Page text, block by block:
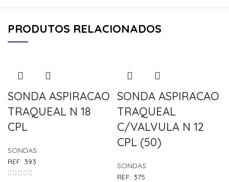
PRODUTOS RELACIONADOS
SONDA ASPIRACAO
TRAQUEAL N 18
CPL
SONDAS
REF: 393
SONDA ASPIRACAO
TRAQUEAL
C/VALVULA N 12
CPL (50)
SONDAS
REF: 375